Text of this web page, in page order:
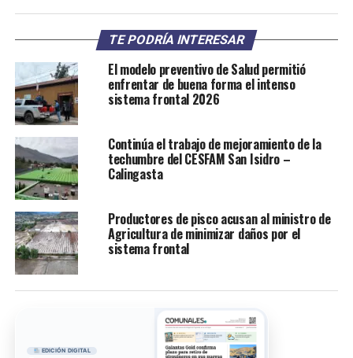
TE PODRÍA INTERESAR
El modelo preventivo de Salud permitió
enfrentar de buena forma el intenso
sistema frontal 2026
Continúa el trabajo de mejoramiento de la
techumbre del CESFAM San Isidro –
Calingasta
Productores de pisco acusan al ministro de
Agricultura de minimizar daños por el
sistema frontal
EDICIÓN DIGITAL